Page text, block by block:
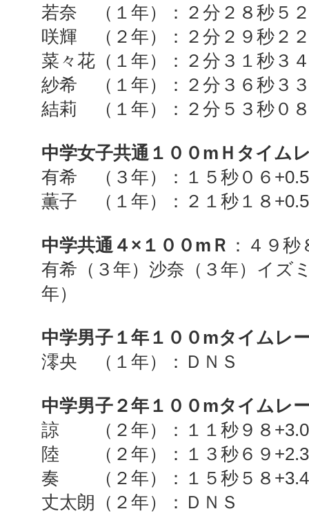
若奈 （１年）：２分２８秒５
咲輝 （２年）：２分２９秒２
菜々花（１年）：２分３１秒３
紗希 （１年）：２分３６秒３
結莉 （１年）：２分５３秒０
中学女子共通１００ m Ｈタイム
有希 （３年）：１５秒０６
薫子 （１年）：２１秒１８
中学共通４×１００ m Ｒ ：４９秒
有希（３年）沙奈（３年）イズ
年）
中学男子１年１００ mタイムレ
澪央 （１年）：ＤＮＳ
中学男子２年１００ mタイムレ
諒 （２年）：１１秒９８
陸 （２年）：１３秒６９
奏 （２年）：１５秒５８
丈太朗（２年）：ＤＮＳ